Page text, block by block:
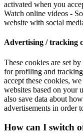
activated when you
Watch online videos -
website with social
Advertising / tracking
These cookies are set
for profiling and
accept these cookies,
websites based on your
also save data about
advertisements in order
How can I switch